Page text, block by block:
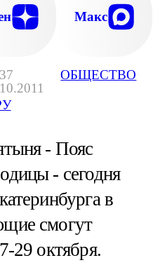
ОБЩЕСТВО
Макс
- Пояс
- сегодня
в
смогут
29 октября.